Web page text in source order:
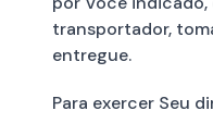
transportador,
entregue.
Para exercer Seu